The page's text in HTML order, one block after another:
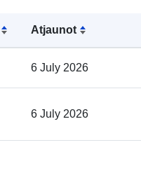
Atjaunot
6 July 2026
6 July 2026